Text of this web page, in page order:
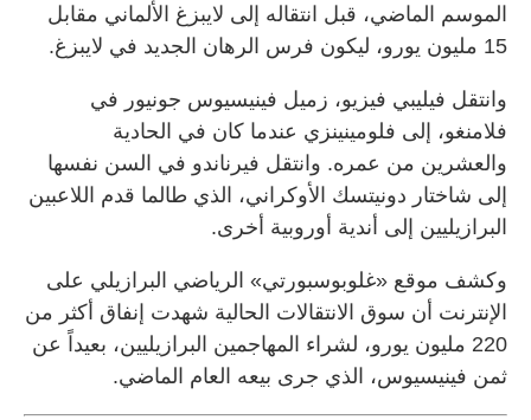
الموسم الماضي، قبل انتقاله إلى لايبزغ الألماني مقابل
15 مليون يورو، ليكون فرس الرهان الجديد في لايبزغ.
وانتقل فيليبي فيزيو، زميل فينيسيوس جونيور في
فلامنغو، إلى فلومينينزي عندما كان في الحادية
والعشرين من عمره. وانتقل فيرناندو في السن نفسها
إلى شاختار دونيتسك الأوكراني، الذي طالما قدم اللاعبين
البرازيليين إلى أندية أوروبية أخرى.
وكشف موقع «غلوبوسبورتي» الرياضي البرازيلي على
الإنترنت أن سوق الانتقالات الحالية شهدت إنفاق أكثر من
220 مليون يورو، لشراء المهاجمين البرازيليين، بعيداً عن
ثمن فينيسيوس، الذي جرى بيعه العام الماضي.